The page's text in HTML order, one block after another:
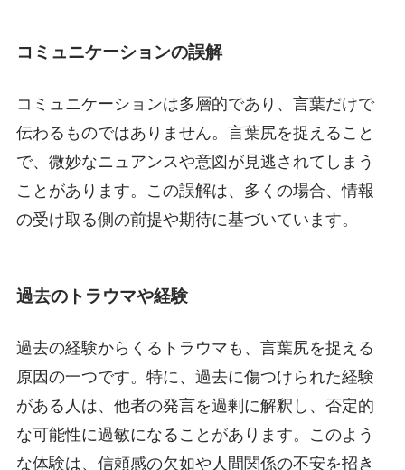
コミュニケーションの誤解
コミュニケーションは多層的であり、言葉だけで
伝わるものではありません。言葉尻を捉えること
で、微妙なニュアンスや意図が見逃されてしまう
ことがあります。この誤解は、多くの場合、情報
の受け取る側の前提や期待に基づいています。
過去のトラウマや経験
過去の経験からくるトラウマも、言葉尻を捉える
原因の一つです。特に、過去に傷つけられた経験
がある人は、他者の発言を過剰に解釈し、否定的
な可能性に過敏になることがあります。このよう
な体験は、信頼感の欠如や人間関係の不安を招き